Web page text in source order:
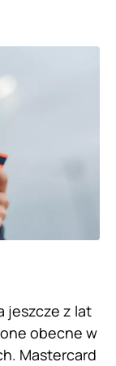
jeszcze z lat
obecne w
Mastercard